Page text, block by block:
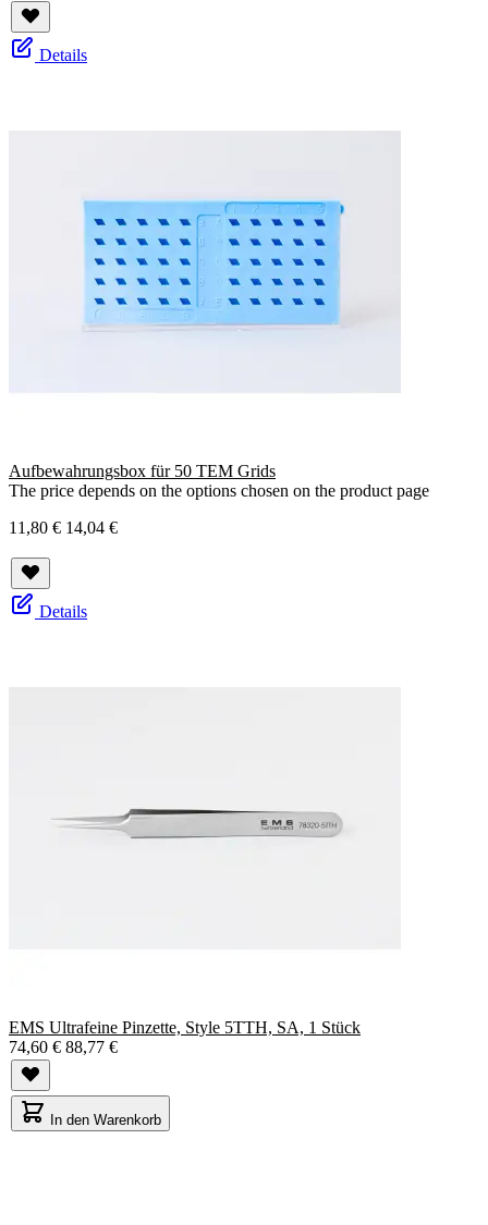
Details
Aufbewahrungsbox für 50 TEM Grids
The price depends on the options chosen on the product page
11,80 € 14,04 €
Details
EMS Ultrafeine Pinzette, Style 5TTH, SA, 1 Stück
74,60 € 88,77 €
In den Warenkorb